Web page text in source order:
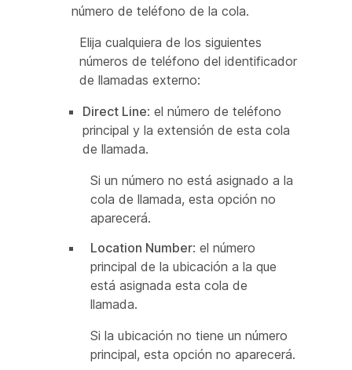
número de teléfono de la cola.
Elija cualquiera de los siguientes
números de teléfono del identificador
de llamadas externo:
Direct Line: el número de teléfono
principal y la extensión de esta cola
de llamada.
Si un número no está asignado a la
cola de llamada, esta opción no
aparecerá.
Location Number: el número
principal de la ubicación a la que
está asignada esta cola de
llamada.
Si la ubicación no tiene un número
principal, esta opción no aparecerá.